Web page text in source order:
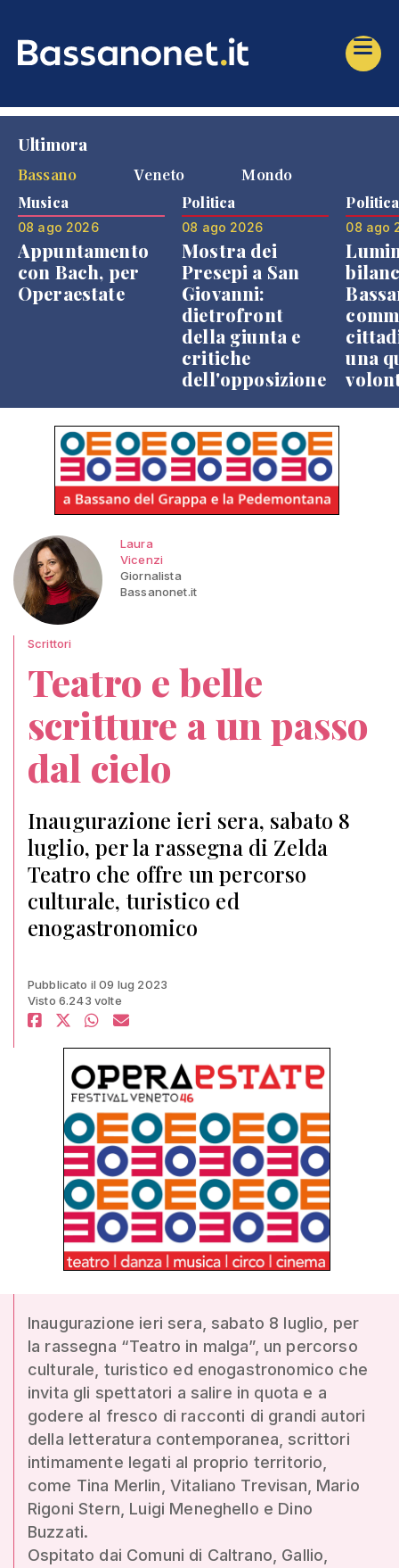
Ultimora
Bassano
Veneto Mondo
Musica
08 ago 2026
Appuntamento
con Bach, per
Operaestate
Politica
08 ago 2026
Mostra dei
Presepi a San
Giovanni:
dietrofront
della giunta e
critiche
dell'opposizione
Politica
08 ago
una
Laura
Vicenzi
Giornalista
Bassanonet.it
Scrittori
Teatro e belle
scritture a un passo
dal cielo
Inaugurazione ieri sera, sabato 8
luglio, per la rassegna di Zelda
Teatro che offre un percorso
culturale, turistico ed
enogastronomico
Pubblicato il 09 lug 2023
Visto 6.243 volte
Inaugurazione ieri sera, sabato 8 luglio, per
la rassegna “Teatro in malga”, un percorso
culturale, turistico ed enogastronomico che
invita gli spettatori a salire in quota e a
godere al fresco di racconti di grandi autori
della letteratura contemporanea, scrittori
intimamente legati al proprio territorio,
come Tina Merlin, Vitaliano Trevisan, Mario
Rigoni Stern, Luigi Meneghello e Dino
Buzzati.
Ospitato dai Comuni di Caltrano, Gallio,